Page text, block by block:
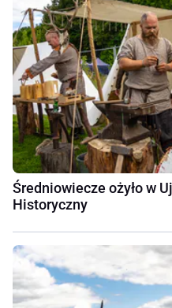
Średniowiecze ożyło w
Historyczny